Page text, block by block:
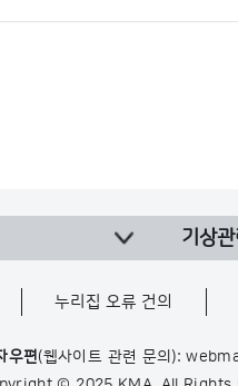
기상관
누리집 오류 건의
우편(웹사이트 관련 문의):